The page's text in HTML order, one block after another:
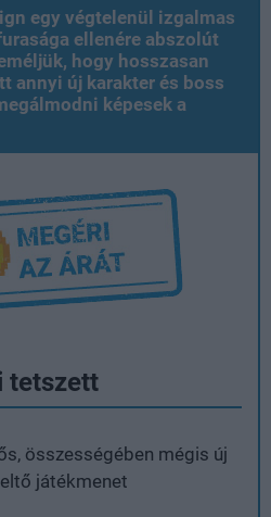
egy végtelenül izgalmas
ellenére abszolút
hogy hosszasan
annyi új karakter és boss
képesek a
tetszett
összességében mégis új
játékmenet